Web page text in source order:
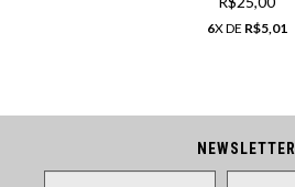
6X DE R$5,01
NEWSLETTER